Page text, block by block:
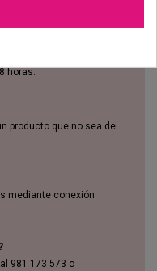
horas.
producto que no sea de
mediante conexión
981 173 573 o